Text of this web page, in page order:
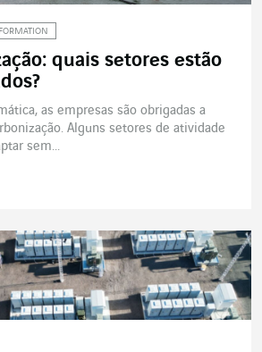
quais setores estão
as empresas são obrigadas a
Alguns setores de atividade
sem...